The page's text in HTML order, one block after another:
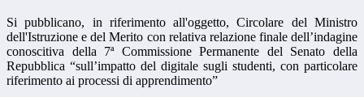
Si pubblicano, in riferimento all'oggetto, Circolare del Ministro
dell'Istruzione e del Merito con relativa relazione finale dell’indagine
conoscitiva della 7ª Commissione Permanente del Senato della
Repubblica “sull’impatto del digitale sugli studenti, con particolare
riferimento ai processi di apprendimento”